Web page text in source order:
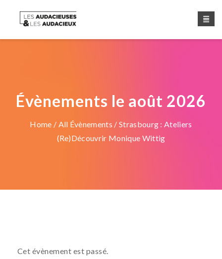
Évènements le août 2026
Home / All Évènements / Strasbourg : Ateliers
(Re)découvrir Monique Wittig
Cet évènement est passé.